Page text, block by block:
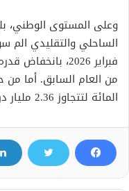
وعلى المستوى الوطني،
المائة لتتجاوز 2.36 مليار درهم.